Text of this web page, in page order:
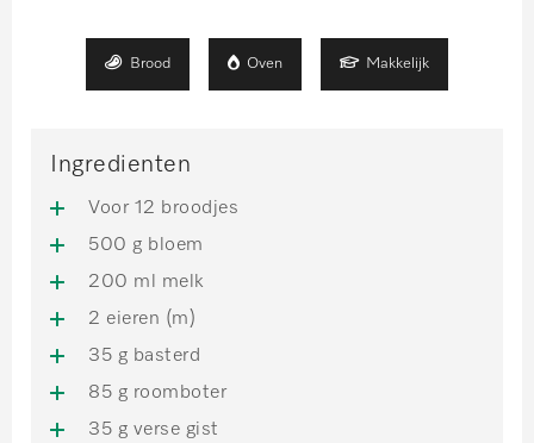
Brood Oven Makkelijk
Ingredienten
Voor 12 broodjes
500 g bloem
200 ml melk
2 eieren (m)
35 g basterd
85 g roomboter
35 g verse gist